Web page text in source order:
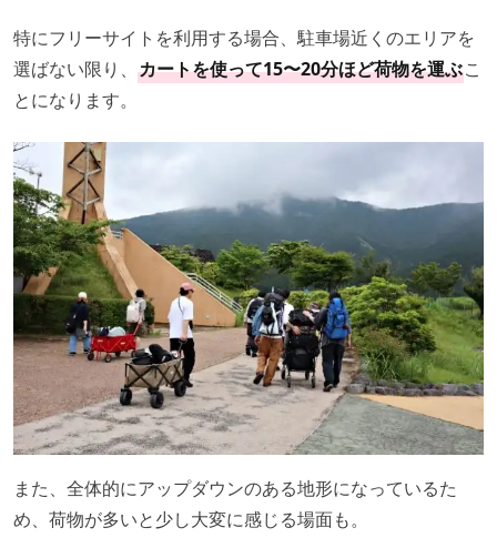
特にフリーサイトを利用する場合、駐車場近くのエリアを
選ばない限り、 カートを使って15〜20分ほど荷物を運ぶこ
とになります。
また、全体的にアップダウンのある地形になっているた
め、荷物が多いと少し大変に感じる場面も。